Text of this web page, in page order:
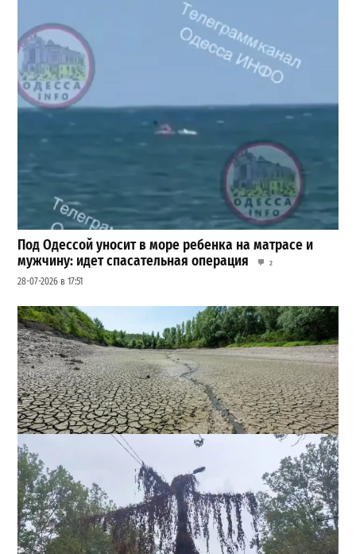
Под Одессой уносит в море ребенка на матрасе и
мужчину: идет спасательная операция
2
28-07-2026 в 17:51
Днестр рекордно обмелел: одесситов просят срочно
экономить воду
2
29-07-2026 в 19:28